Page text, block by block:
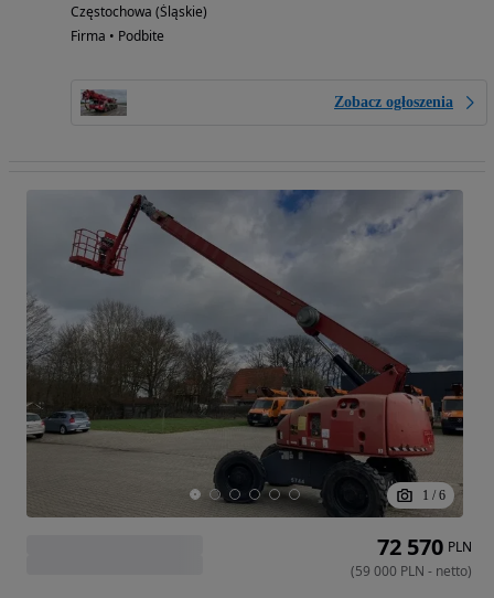
Częstochowa (Śląskie)
Firma • Podbite
Zobacz ogłoszenia
1 / 6
72 570 PLN
(59 000 PLN - netto)